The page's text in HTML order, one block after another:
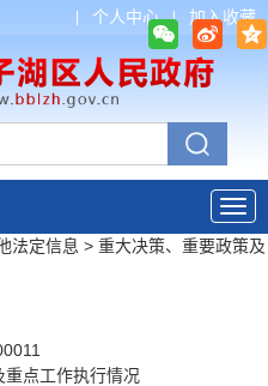
个人中心 加入收藏
法定信息 > 重大决策、重要政策及
点工作执行情况